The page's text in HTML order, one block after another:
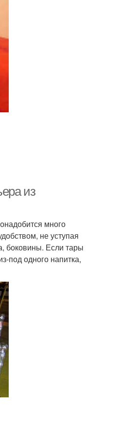
из
много
не уступая
боковины. Если тары
под одного напитка,